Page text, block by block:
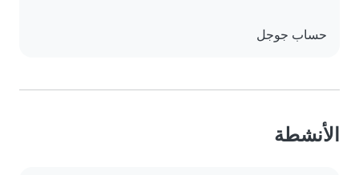
حساب جوجل
الأنشطة